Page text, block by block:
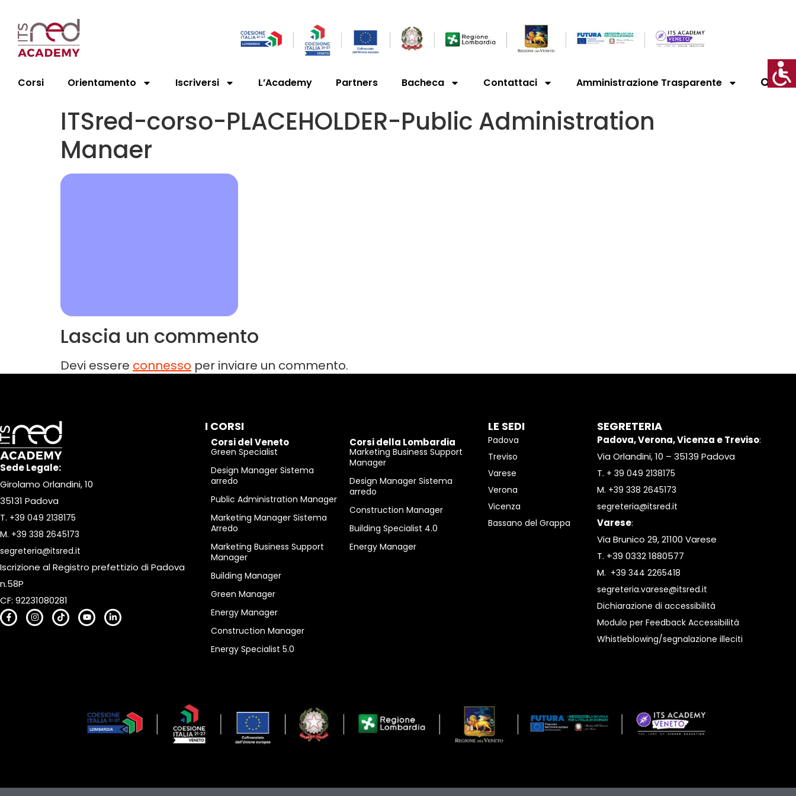
Corsi Orientamento Iscriversi L’Academy Partners Bacheca Contattaci Amministrazione Trasparente
ITSred-corso-PLACEHOLDER-Public Administration
Manaer
Lascia un commento
Devi essere connesso per inviare un commento.
Sede Legale:
Girolamo Orlandini, 10
35131 Padova
T. +39 049 2138175
M. +39 338 2645173
segreteria@itsred.it
Iscrizione al Registro prefettizio di Padova
n.58P
CF: 92231080281
I CORSI
Corsi del Veneto
Green Specialist
Design Manager Sistema
arredo
Public Administration Manager
Marketing Manager Sistema
Arredo
Marketing Business Support
Manager
Building Manager
Green Manager
Energy Manager
Construction Manager
Energy Specialist 5.0
Corsi della Lombardia
Marketing Business Support
Manager
Design Manager Sistema
arredo
Construction Manager
Building Specialist 4.0
Energy Manager
LE SEDI
Padova
Treviso
Varese
Verona
Vicenza
Bassano del Grappa
SEGRETERIA
Padova, Verona, Vicenza e Treviso:
Via Orlandini, 10 – 35139 Padova
T. + 39 049 2138175
M. +39 338 2645173
segreteria@itsred.it
Varese:
Via Brunico 29, 21100 Varese
T. +39 0332 1880577
M. +39 344 2265418
segreteria.varese@itsred.it
Dichiarazione di accessibilità
Modulo per Feedback Accessibilità
Whistleblowing/segnalazione illeciti